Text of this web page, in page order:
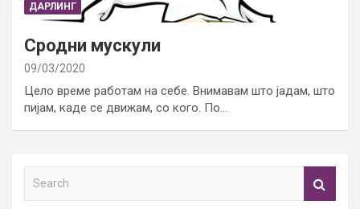
ДАРЛИНГ
Сродни мускули
09/03/2020
Цело време работам на себе. Внимавам што јадам, што
пијам, каде се движам, со кого. По…